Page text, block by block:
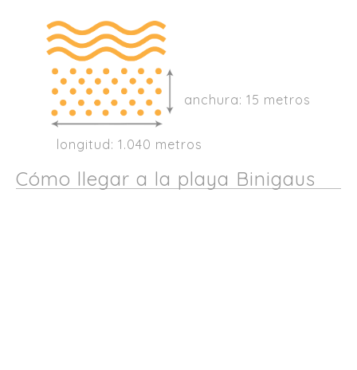
anchura: 15 metros
longitud: 1.040 metros
Cómo llegar a la playa Binigaus